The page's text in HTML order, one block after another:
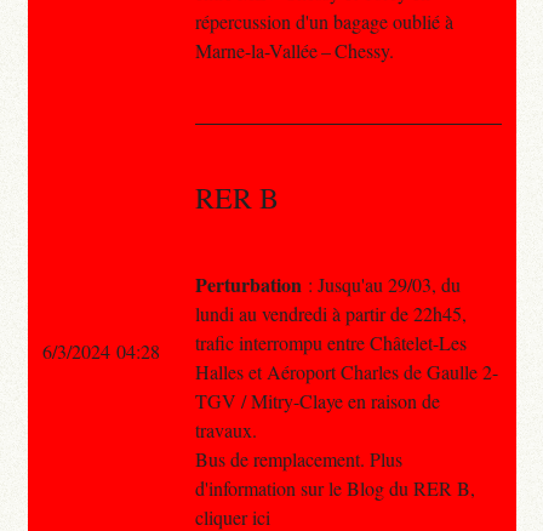
répercussion d'un bagage oublié à
Marne-la-Vallée – Chessy.
RER B
Perturbation : Jusqu'au 29/03, du
lundi au vendredi à partir de 22h45,
trafic interrompu entre Châtelet-Les
Halles et Aéroport Charles de Gaulle 2-
TGV / Mitry-Claye en raison de
travaux.
Bus de remplacement. Plus
d'information sur le Blog du RER B,
cliquer ici
6/3/2024 04:28